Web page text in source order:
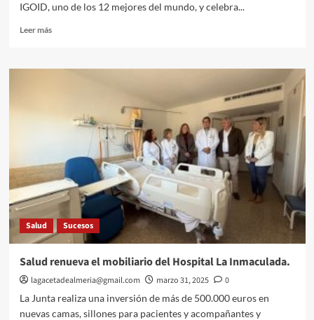
IGOID, uno de los 12 mejores del mundo, y celebra...
Leer másLeer
Almería
de
España
más
sostenible
campos
de
Salud Sucesos
Salud renueva el mobiliario del Hospital La Inmaculada.
lagacetadealmeria@gmail.com marzo 31, 2025
0
La Junta realiza una inversión de más de 500.000 euros en
nuevas camas, sillones para pacientes y acompañantes y